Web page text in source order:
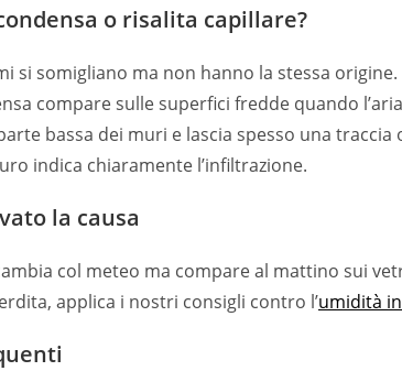
o risalita capillare?
si somigliano ma non hanno la stessa
compare sulle superfici fredde quando
bassa dei muri e lascia spesso una
indica chiaramente l’infiltrazione.
la causa
col meteo ma compare al mattino sui
applica i nostri consigli contro l’umidità